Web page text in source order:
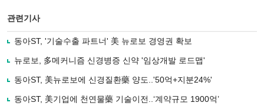
로
기
사
유
기
관련기사
동아ST, '기술수출 파트너' 美 뉴로보 경영권 확보
뉴로보, 多메커니즘 신경병증 신약 '임상개발 로드맵'
동아ST, 美뉴로보에 신경질환藥 양도..'50억+지분24%'
동아ST, 美기업에 천연물藥 기술이전..‘계약규모 1900억’